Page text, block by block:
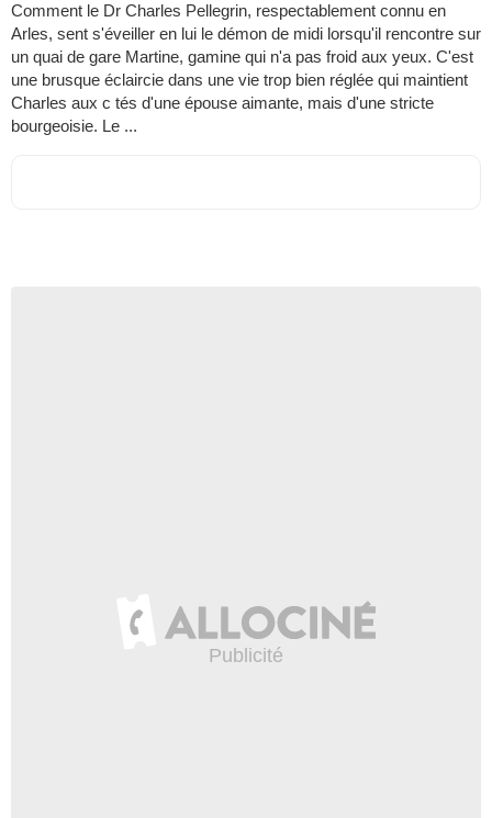
Comment le Dr Charles Pellegrin, respectablement connu en
Arles, sent s'éveiller en lui le démon de midi lorsqu'il rencontre sur
un quai de gare Martine, gamine qui n'a pas froid aux yeux. C'est
une brusque éclaircie dans une vie trop bien réglée qui maintient
Charles aux c tés d'une épouse aimante, mais d'une stricte
bourgeoisie. Le ...